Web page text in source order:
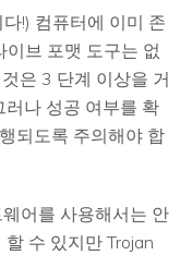
!) 컴퓨터에 이미 존
브 포맷 도구는 없
은 3 단계 이상을 거
러나 성공 여부를 확
되도록 주의해야 합
어를 사용해서는 안
수 있지만 Trojan